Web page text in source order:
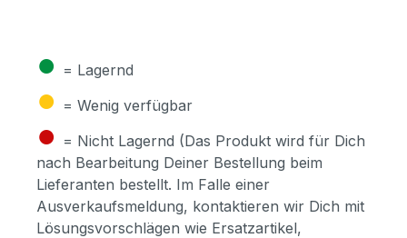
● = Lagernd
● = Wenig verfügbar
● = Nicht Lagernd (Das Produkt wird für Dich
nach Bearbeitung Deiner Bestellung beim
Lieferanten bestellt. Im Falle einer
Ausverkaufsmeldung, kontaktieren wir Dich mit
Lösungsvorschlägen wie Ersatzartikel,